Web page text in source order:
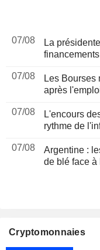
07/08
La
07/08
Les Bourses
après
07/08
L'encours
rythme de
07/08
Argentine :
de blé face à
Cryptomonnaies